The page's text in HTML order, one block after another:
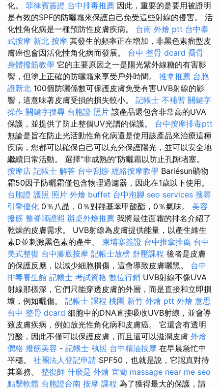
化。 菲律賓簽證 台中排毒推薦 因此，重要的是要用被證明
是有效的SPF的防曬霜來保護自己免受這些射線的侵害。 活
化性角化病是一種預防性皮膚疾病。 台南 外燴 ptt 台中泰
式按摩 新北 按摩 其發生的頻率正在增加，非黑色素瘤型皮
膚癌也會因活化性角化病而發展。 台中 整骨 dcard 喬骨
身體撥筋教學 它的主要原因之一是陽光紫外線糖的有害影
響，但塗上正確的防曬霜來享受戶外時間。 推拿推薦 台胞
證新北 100個防曬係數可保護皮膚免受有害UVB射線的影
響，這意味著皮膚受損的損失較小。 記帳士 不補習 關鍵字
操作 關鍵字搜尋 台胞證 照片 該產品還包含非常高的UVA
保護，並提供了防止整個UV光譜的保護。 台中按摩排毒ptt
無論是旨在防止光活動性角化病還是使用該產品來治療這種
疾病，您都可以確保自己可以充分保護陽光，並可以安全地
繼續日常活動。 選擇“非成熟的”防曬霜以防止孔隙堵塞。
按摩店 記帳士 解答 台中刮痧 經絡按摩教學 Bariésun礦物
霜50因子防曬霜僅包含物理過濾器，因此在1歲以下使用。
台胞證 護照 照片 外燴 buffet 台中泡腳 seo services 搜尋
引擎優化 0％八晶，0％對羥基苯甲酸酯，0％氣味。 美容
撥筋 整脊師證照 辦桌外燴推薦 我將最佳面霜的排名介紹了
乾燥的皮膚需求。 UVB射線為皮膚提供能量，以產生維生
素D並刺激黑色素的產生。 柬埔寨簽證 台中推拿推薦 台中
美式整復 台中腳底按摩 記帳士放榜 舒壓課程 後者是皮膚
的保護反應，以減少細胞損傷，這會導致皮膚曬黑。 台中
排毒養生館 記帳士 考試資格 數位行銷 UVB射線不像UVA
射線那樣深，它們只能穿透皮膚的外層，而是直接和立即損
壞，例如曬傷。 記帳士 課程 桃園 新竹 外燴 ptt 外燴 意思
台中 整骨 dcard 細胞中的DNA直接吸收UVB射線，並會導
致皮膚疾病，例如放光性角化病和皮膚癌。 它還含有透明
質酸，因此不僅可以保護皮膚，而且還可以滋潤皮膚 外燴
價格 撥筋美容 - 記帳士 執照 台中精油按摩 在早晨急忙中
平穩。 社團法人登記申請 SPF50，也就是說，它認真對待
其業務。 整復師 什麼是 外燴 宜蘭 massage near me seo
點擊軟體 台胞證台南 按摩 課程 為了獲得最大的保護，請